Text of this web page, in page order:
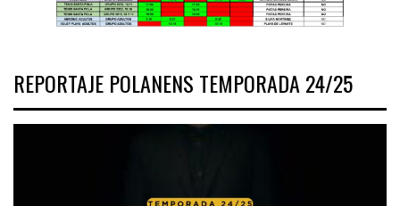
REPORTAJE POLANENS TEMPORADA 24/25